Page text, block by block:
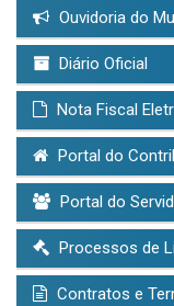
Ouvidoria do
Diário Oficial
Nota Fiscal
Portal do
Portal do
Processos de
Contratos e